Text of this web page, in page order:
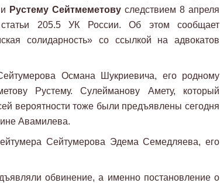
и Рустему Сейтмеметову следствием 8 апреля
205.5 УК России. Об этом сообщает
солидарность» со ссылкой на адвокатов
Османа Шукриевича, его родному
Рустему. Сулейманову Амету, который
вероятности тоже были предъявлены сегодня
Авамилева.
Сейтумерова Эдема Семедляева, его
обвинение, а именно постановление о